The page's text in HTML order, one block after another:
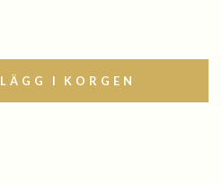
LÄGG I KORGEN